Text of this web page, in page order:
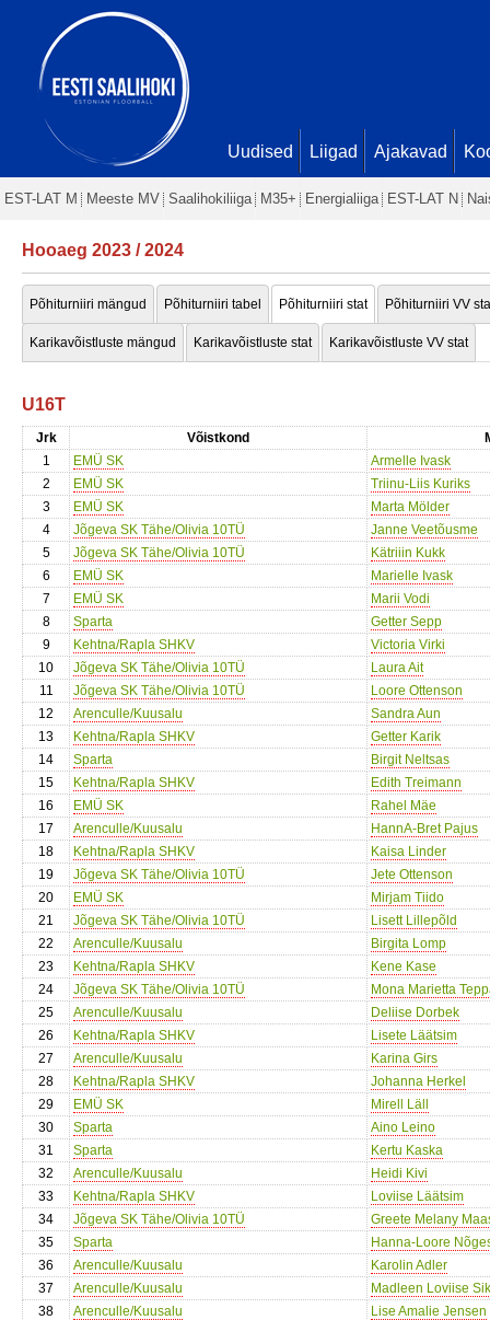
Uudised Liigad Ajakavad
EST-LAT M Meeste MV Saalihokiliiga M35+ Energialiiga EST-LAT N
Hooaeg 2023 / 2024
Põhiturniiri mängud Põhiturniiri tabel Põhiturniiri stat Põhiturniiri VV
Karikavõistluste mängud Karikavõistluste stat Karikavõistluste VV stat
U16T
Jrk Võistkond
1
EMÜ SK
Armelle Ivask
2
EMÜ SK
Triinu-Liis Kuriks
3
EMÜ SK
Marta Mölder
4
Jõgeva SK Tähe/Olivia 10TÜ
Janne Veetõusme
5
Jõgeva SK Tähe/Olivia 10TÜ
Kätriiin Kukk
6
EMÜ SK
Marielle Ivask
7
EMÜ SK
Marii Vodi
8
Sparta
Getter Sepp
9
Kehtna/Rapla SHKV
Victoria Virki
10
Jõgeva SK Tähe/Olivia 10TÜ
Laura Ait
11
Jõgeva SK Tähe/Olivia 10TÜ
Loore Ottenson
12
Arenculle/Kuusalu
Sandra Aun
13
Kehtna/Rapla SHKV
Getter Karik
14
Sparta
Birgit Neltsas
15
Kehtna/Rapla SHKV
Edith Treimann
16
EMÜ SK
Rahel Mäe
17
Arenculle/Kuusalu
HannA-Bret Pajus
18
Kehtna/Rapla SHKV
Kaisa Linder
19
Jõgeva SK Tähe/Olivia 10TÜ
Jete Ottenson
20
EMÜ SK
Mirjam Tiido
21
Jõgeva SK Tähe/Olivia 10TÜ
Lisett Lillepõld
22
Arenculle/Kuusalu
Birgita Lomp
23
Kehtna/Rapla SHKV
Kene Kase
24
Jõgeva SK Tähe/Olivia 10TÜ
Mona Marietta
25
Arenculle/Kuusalu
Deliise Dorbek
26
Kehtna/Rapla SHKV
Lisete Läätsim
27
Arenculle/Kuusalu
Karina Girs
28
Kehtna/Rapla SHKV
Johanna Herkel
29
EMÜ SK
Mirell Läll
30
Sparta
Aino Leino
31
Sparta
Kertu Kaska
32
Arenculle/Kuusalu
Heidi Kivi
33
Kehtna/Rapla SHKV
Loviise Läätsim
34
Jõgeva SK Tähe/Olivia 10TÜ
Greete Melany
35
Sparta
Hanna-Loore
36
Arenculle/Kuusalu
Karolin Adler
37
Arenculle/Kuusalu
Madleen Loviise
38
Arenculle/Kuusalu
Lise Amalie Jensen